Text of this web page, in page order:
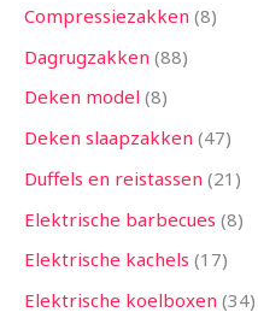
Compressiezakken 8
Dagrugzakken 88
Deken model 8
Deken slaapzakken 47
Duffels en reistassen 21
Elektrische barbecues 8
Elektrische kachels 17
Elektrische koelboxen 34